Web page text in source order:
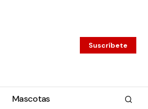
Suscríbete
Mascotas